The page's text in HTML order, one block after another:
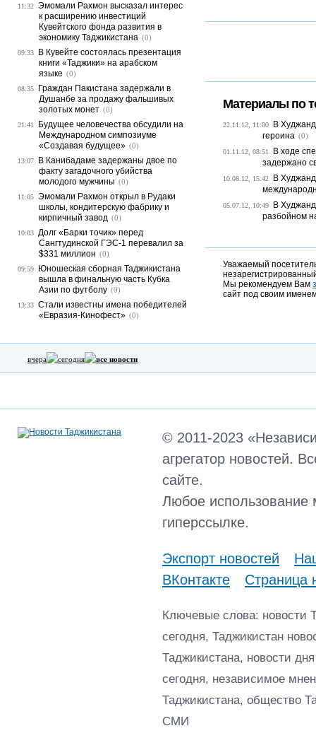
Материалы по
22.11.12, 11:00
В
героина (0)
01.11.12, 08:51
В ходе
задержано
10.08.12, 15:42
В
05.07.12, 10:49
В
разбойном
Уважаемый
Мы рекомендуем Вам
сайт под своим
11:32 Эмомали Рахмон высказал интерес
к расширению инвестиций
Кувейтского фонда развития в
экономику Таджикистана (0)
09:33
В Кувейте состоялась презентация
книги «Таджики» на арабском
языке (0)
08:35
Граждан Пакистана задержали в
Душанбе за продажу фальшивых
золотых монет (0)
21:41
Будущее человечества обсудили на
Международном симпозиуме
«Создавая будущее» (0)
13:07
В Канибадаме задержаны двое по
факту загадочного убийства
молодого мужчины (0)
11:05 Эмомали Рахмон открыл в Рудаки
школы, кондитерскую фабрику и
кирпичный завод (0)
10:03 Долг «Барки точик» перед
Сангтудинской ГЭС-1 перевалил за
$331 миллион (0)
09:59
Юношеская сборная Таджикистана
вышла в финальную часть Кубка
Азии по футболу (0)
13:33 Стали известны имена победителей
«Евразия-Кинофест» (0)
вчера сегодня все новости
© 2011-2023
агрегатор новостей.
сайте.
Любое использование
гиперссылке.
Экспорт новостей
ВКонтакте
Страница
Ключевые слова: новости
сегодня, Таджикистан
Таджикистана, новости
сегодня, независимое
Таджикистана, общество
СМИ